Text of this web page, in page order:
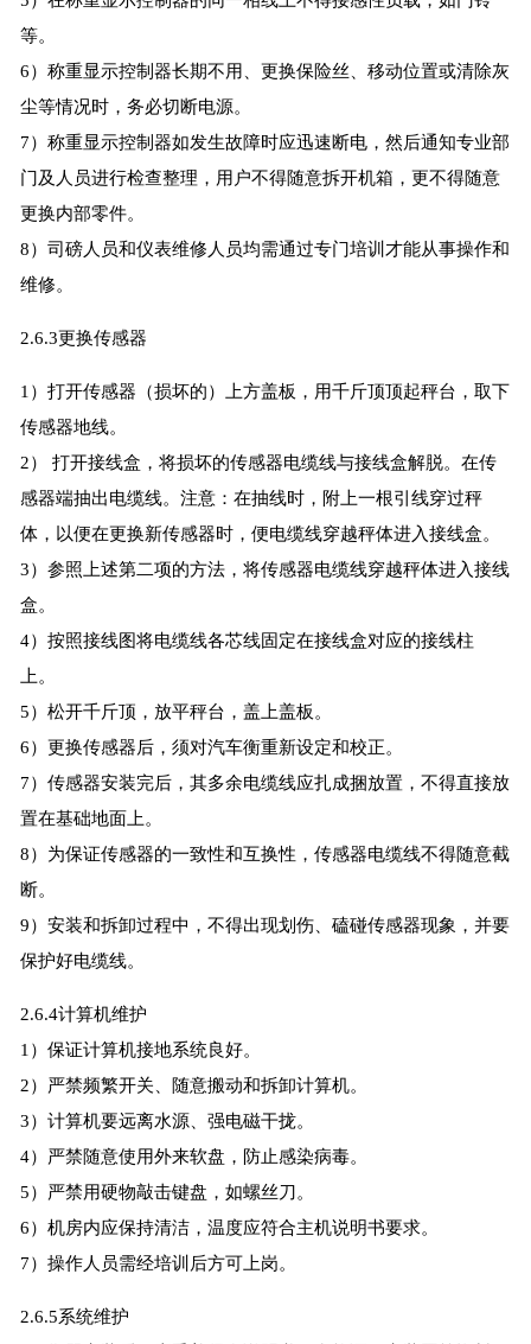
等。
6）称重显示控制器长期不用、更换保险丝、移动位置或清除灰
尘等情况时，务必切断电源。
7）称重显示控制器如发生故障时应迅速断电，然后通知专业部
门及人员进行检查整理，用户不得随意拆开机箱，更不得随意
更换内部零件。
8）司磅人员和仪表维修人员均需通过专门培训才能从事操作和
维修。
2.6.3更换传感器
1）打开传感器（损坏的）上方盖板，用千斤顶顶起秤台，取下
传感器地线。
2） 打开接线盒，将损坏的传感器电缆线与接线盒解脱。在传
感器端抽出电缆线。注意：在抽线时，附上一根引线穿过秤
体，以便在更换新传感器时，便电缆线穿越秤体进入接线盒。
3）参照上述第二项的方法，将传感器电缆线穿越秤体进入接线
盒。
4）按照接线图将电缆线各芯线固定在接线盒对应的接线柱
上。
5）松开千斤顶，放平秤台，盖上盖板。
6）更换传感器后，须对汽车衡重新设定和校正。
7）传感器安装完后，其多余电缆线应扎成捆放置，不得直接放
置在基础地面上。
8）为保证传感器的一致性和互换性，传感器电缆线不得随意截
断。
9）安装和拆卸过程中，不得出现划伤、磕碰传感器现象，并要
保护好电缆线。
2.6.4计算机维护
1）保证计算机接地系统良好。
2）严禁频繁开关、随意搬动和拆卸计算机。
3）计算机要远离水源、强电磁干拢。
4）严禁随意使用外来软盘，防止感染病毒。
5）严禁用硬物敲击键盘，如螺丝刀。
6）机房内应保持清洁，温度应符合主机说明书要求。
7）操作人员需经培训后方可上岗。
2.6.5系统维护